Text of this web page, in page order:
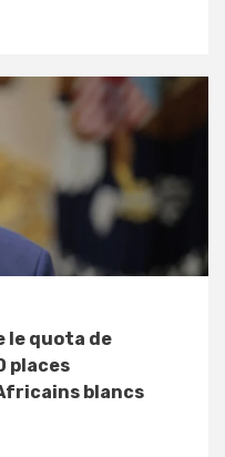
le quota de
places
blancs